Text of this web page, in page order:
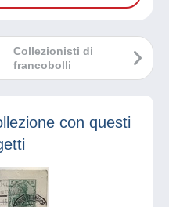
Collezionisti di
francobolli
con questi